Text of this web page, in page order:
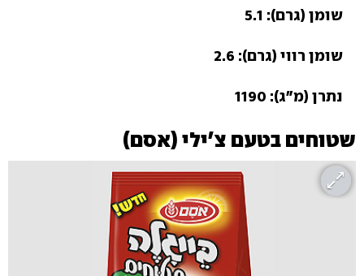
שומן (גרם): 5.1
שומן רווי (גרם): 2.6
נתרן (מ"ג): 1190
שטוחים בטעם צ'ילי (אסם)